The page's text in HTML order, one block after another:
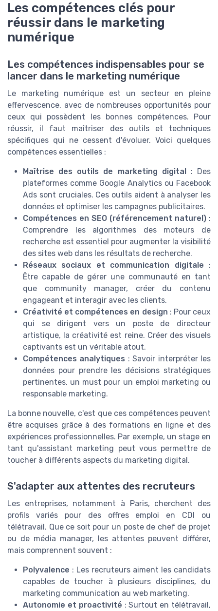
Les compétences clés pour
réussir dans le marketing
numérique
Les compétences indispensables pour se
lancer dans le marketing numérique
Le marketing numérique est un secteur en pleine
effervescence, avec de nombreuses opportunités pour
ceux qui possèdent les bonnes compétences. Pour
réussir, il faut maîtriser des outils et techniques
spécifiques qui ne cessent d'évoluer. Voici quelques
compétences essentielles :
Maîtrise des outils de marketing digital
: Des
plateformes comme Google Analytics ou Facebook
Ads sont cruciales. Ces outils aident à analyser les
données et optimiser les campagnes publicitaires.
Compétences en SEO (référencement naturel) :
Comprendre les algorithmes des moteurs de
recherche est essentiel pour augmenter la visibilité
des sites web dans les résultats de recherche.
Réseaux sociaux et communication digitale :
Être capable de gérer une communauté en tant
que community manager, créer du contenu
engageant et interagir avec les clients.
Créativité et compétences en design : Pour ceux
qui se dirigent vers un poste de directeur
artistique, la créativité est reine. Créer des visuels
captivants est un véritable atout.
Compétences analytiques : Savoir interpréter les
données pour prendre les décisions stratégiques
pertinentes, un must pour un emploi marketing ou
responsable marketing.
La bonne nouvelle, c'est que ces compétences peuvent
être acquises grâce à des formations en ligne et des
expériences professionnelles. Par exemple, un stage en
tant qu'assistant marketing peut vous permettre de
toucher à différents aspects du marketing digital.
S'adapter aux attentes des recruteurs
Les entreprises, notamment à Paris, cherchent des
profils variés pour des offres emploi en CDI ou
télétravail. Que ce soit pour un poste de chef de projet
ou de média manager, les attentes peuvent différer,
mais comprennent souvent :
Polyvalence : Les recruteurs aiment les candidats
capables de toucher à plusieurs disciplines, du
marketing communication au web marketing.
Autonomie et proactivité : Surtout en télétravail,